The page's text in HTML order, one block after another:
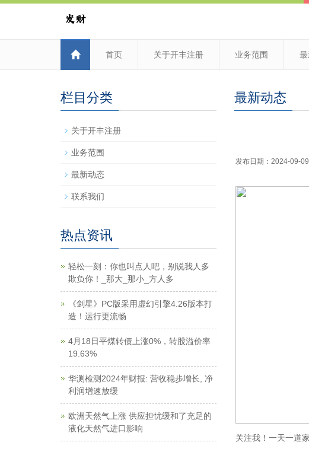
首页 关于开丰注册 业务范围
最新动态
发布日期：2024-09-
关注我！一天一道
栏目分类
关于开丰注册
业务范围
最新动态
联系我们
热点资讯
轻松一刻：你也叫点人吧，别说我人多
欺负你！_那大_那小_方人多
《剑星》PC版采用虚幻引擎4.26版本打
造！运行更流畅
4月18日平煤转债上涨0%，转股溢价率
19.63%
华测检测2024年财报: 营收稳步增长, 净
利润增速放缓
欧洲天然气上涨 供应担忧缓和了充足的
液化天然气进口影响